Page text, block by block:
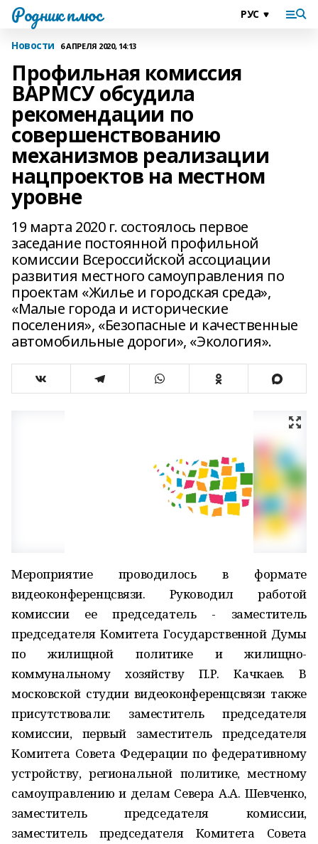
Родник плюс
Новости 6 АПРЕЛЯ 2020, 14:13
Профильная комиссия
ВАРМСУ обсудила
рекомендации по
совершенствованию
механизмов реализации
нацпроектов на местном
уровне
19 марта 2020 г. состоялось первое
заседание постоянной профильной
комиссии Всероссийской ассоциации
развития местного самоуправления по
проектам «Жилье и городская среда»,
«Малые города и исторические
поселения», «Безопасные и качественные
автомобильные дороги», «Экология».
Мероприятие проводилось в формате
видеоконференцсвязи. Руководил работой
комиссии ее председатель - заместитель
председателя Комитета Государственной Думы
по жилищной политике и жилищно-
коммунальному хозяйству П.Р. Качкаев. В
московской студии видеоконференцсвязи также
присутствовали: заместитель председателя
комиссии, первый заместитель председателя
Комитета Совета Федерации по федеративному
устройству, региональной политике, местному
самоуправлению и делам Севера А.А. Шевченко,
заместитель председателя комиссии,
заместитель председателя Комитета Совета